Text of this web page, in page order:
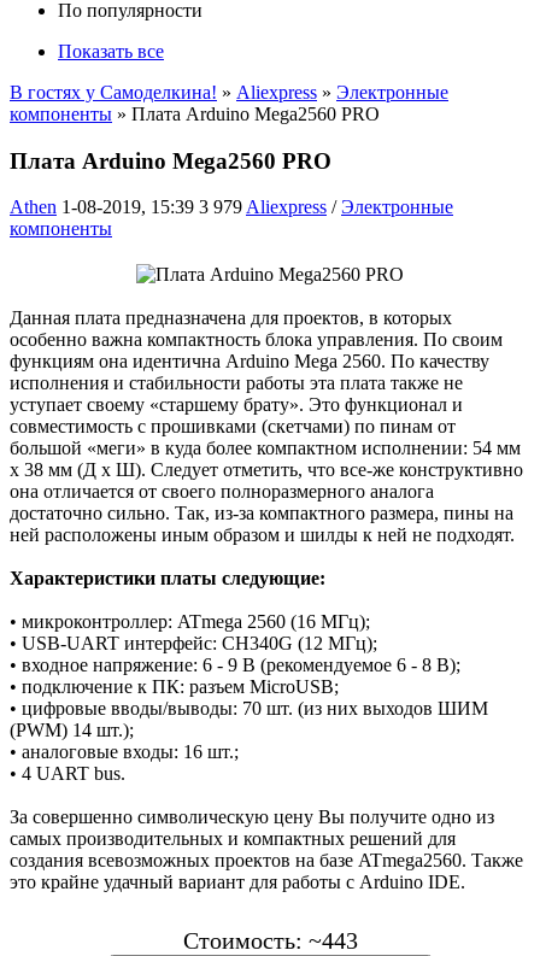
По популярности
Показать все
В гостях у Самоделкина! » Aliexpress » Электронные
компоненты » Плата Arduino Mega2560 PRO
Плата Arduino Mega2560 PRO
Athen 1-08-2019, 15:39 3 979Aliexpress /Электронные
компоненты
Данная плата предназначена для проектов, в которых
особенно важна компактность блока управления. По своим
функциям она идентична Arduino Mega 2560. По качеству
исполнения и стабильности работы эта плата также не
уступает своему «старшему брату». Это функционал и
совместимость с прошивками (скетчами) по пинам от
большой «меги» в куда более компактном исполнении: 54 мм
х 38 мм (Д х Ш). Следует отметить, что все-же конструктивно
она отличается от своего полноразмерного аналога
достаточно сильно. Так, из-за компактного размера, пины на
ней расположены иным образом и шилды к ней не подходят.
Характеристики платы следующие:
• микроконтроллер: ATmega 2560 (16 МГц);
• USB-UART интерфейс: CH340G (12 МГц);
• входное напряжение: 6 - 9 В (рекомендуемое 6 - 8 В);
• подключение к ПК: разъем MicroUSB;
• цифровые вводы/выводы: 70 шт. (из них выходов ШИМ
(PWM) 14 шт.);
• аналоговые входы: 16 шт.;
• 4 UART bus.
За совершенно символическую цену Вы получите одно из
самых производительных и компактных решений для
создания всевозможных проектов на базе ATmega2560. Также
это крайне удачный вариант для работы с Arduino IDE.
Стоимость: ~443